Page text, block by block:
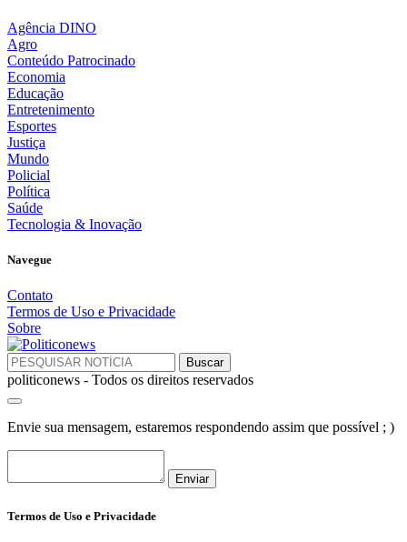
Agência DINO
Agro
Conteúdo Patrocinado
Economia
Educação
Entretenimento
Esportes
Justiça
Mundo
Policial
Política
Saúde
Tecnologia & Inovação
Navegue
Contato
Termos de Uso e Privacidade
Sobre
politiconews - Todos os direitos reservados
Envie sua mensagem, estaremos respondendo assim que possível ; )
Enviar
Termos de Uso e Privacidade